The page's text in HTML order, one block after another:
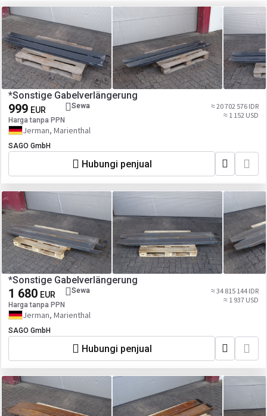
*Sonstige Gabelverlängerung
999 EUR
Harga tanpa PPN
Sewa
≈ 20 702 576 IDR
≈ 1 152 USD
Jerman, Marienthal
SAGO GmbH
Hubungi penjual
*Sonstige Gabelverlängerung
1 680 EUR
Harga tanpa PPN
Sewa
≈ 34 815 144 IDR
≈ 1 937 USD
Jerman, Marienthal
SAGO GmbH
Hubungi penjual